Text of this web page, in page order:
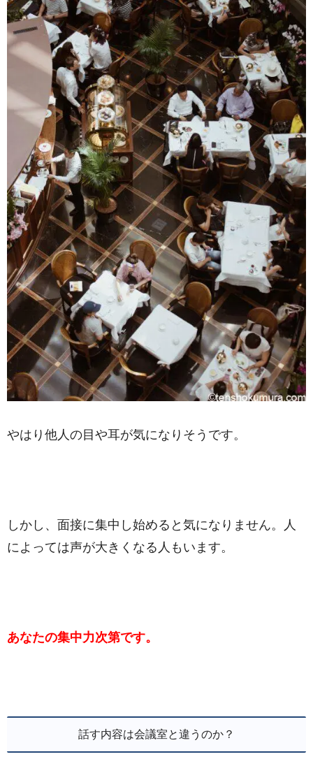
やはり他人の目や耳が気になりそうです。
しかし、面接に集中し始めると気になりません。人
によっては声が大きくなる人もいます。
あなたの集中力次第です。
話す内容は会議室と違うのか？